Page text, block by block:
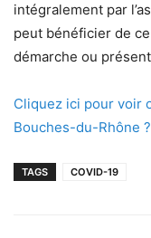
intégralement par
peut bénéficier de
démarche ou
Cliquez ici pour voir
Bouches-du-Rhône ?
TAGS COVID-19